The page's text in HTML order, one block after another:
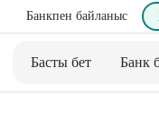
Банкпен байланыс
Басты бет Банк